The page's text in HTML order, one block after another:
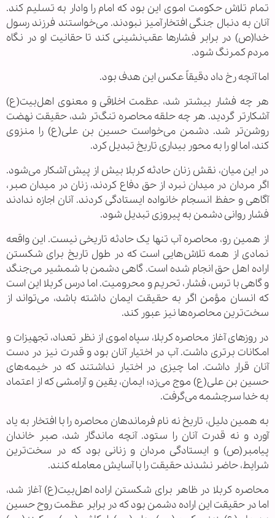
تمام تلاش حکومت اموی این بود که امام را وادار به تسلیم کند.
آنان به دنبال جنگی افتخارآمیز نبودند. می‌خواستند فرزند رسول
خدا(ص) در برابر فشارها عقب‌نشینی کند تا حقانیت او در نگاه
مردم کمرنگ شود.
اما آنچه رخ داد دقیقاً عکس این هدف بود.
هر چه فشار بیشتر شد، عظمت اخلاقی و معنوی اهل‌بیت(ع)
آشکارتر گردید. هر چه حلقه محاصره تنگ‌تر شد، حقیقت نهضت
روشن‌تر شد. دشمن می‌خواست حسین بن علی(ع) را منزوی
کند، اما او را به محور بیداری تاریخ تبدیل کرد.
در این میان، نقش زنان حادثه کربلا بیش از پیش آشکار می‌شود.
اگر مردان در میدان نبرد از حق دفاع کردند، زنان در میدان صبر،
آگاهی و حفظ انسجام خانواده ایستادگی کردند. آنان اجازه ندادند
فشار روانی دشمن به پیروزی تبدیل شود.
از همین رو، محاصره آب تنها یک حادثه تاریخی نیست. این واقعه
نمادی از همه تلاش‌هایی است که در طول تاریخ برای شکستن
اراده اهل حق انجام شده است. گاهی دشمن با شمشیر می‌جنگد
و گاهی با ترس، فشار، تحریم و محرومیت. اما درس کربلا این است
که انسان مؤمن اگر به حقیقت ایمان داشته باشد، می‌تواند از
سخت‌ترین محاصره‌ها نیز عبور کند.
در روزهای آغاز محاصره کربلا، سپاه اموی از نظر تعداد، تجهیزات و
امکانات برتری داشت. آب در اختیار آنان بود و قدرت نیز در دست
آنان قرار داشت. اما چیزی در اختیار نداشتند که در خیمه‌های
حسین بن علی(ع) موج می‌زد؛ ایمان، یقین و آرامشی که از اعتماد
به خدا سرچشمه می‌گرفت.
به همین دلیل، تاریخ نه نام فرماندهان محاصره را با افتخار به یاد
آورد و نه قدرت آنان را ستود. آنچه ماندگار شد، صبر خاندان
پیامبر(ص) و ایستادگی مردان و زنانی بود که در سخت‌ترین
شرایط، حاضر نشدند حقیقت را با آسایش معامله کنند.
محاصره کربلا در ظاهر برای شکستن اراده اهل‌بیت(ع) آغاز شد،
اما در حقیقت این اراده دشمن بود که در برابر عظمت روح حسین